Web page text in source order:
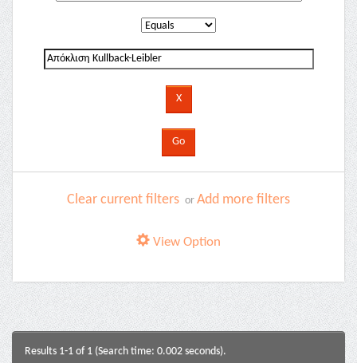
Clear current filters or Add more filters
View Option
Results 1-1 of 1 (Search time: 0.002 seconds).